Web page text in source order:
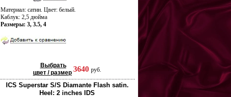
Материал: сатин. Цвет: белый.
Каблук: 2,5 дюйма
Размеры: 3, 3.5, 4
Выбрать
цвет / размер 3640 руб.
ICS Superstar S/S Diamante Flash satin.
Heel: 2 inches IDS